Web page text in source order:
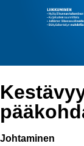
Johtaminen